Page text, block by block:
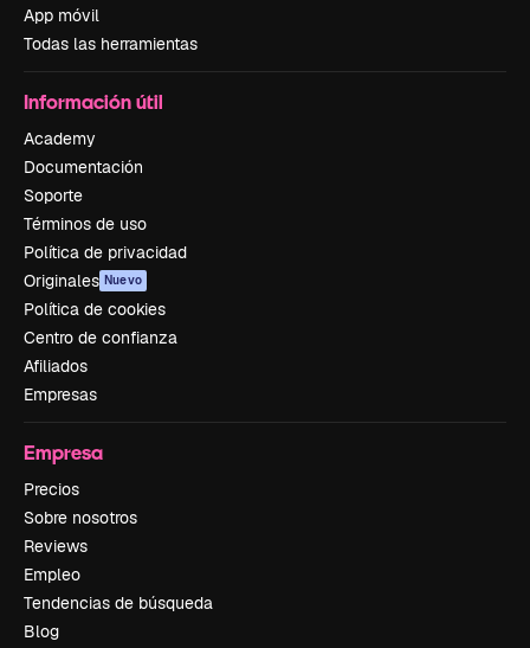
App móvil
Todas las herramientas
Información útil
Academy
Documentación
Soporte
Términos de uso
Política de privacidad
Originales Nuevo
Política de cookies
Centro de confianza
Afiliados
Empresas
Empresa
Precios
Sobre nosotros
Reviews
Empleo
Tendencias de búsqueda
Blog